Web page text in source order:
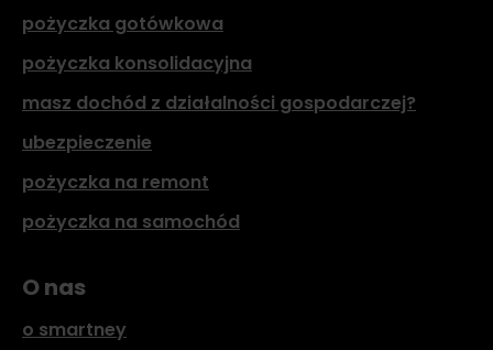
pożyczka gotówkowa
pożyczka konsolidacyjna
masz dochód z działalności gospodarczej?
ubezpieczenie
pożyczka na remont
pożyczka na samochód
O nas
o smartney